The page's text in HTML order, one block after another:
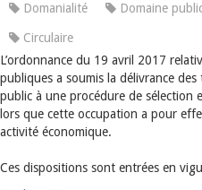
Domanialité Domaine
Circulaire
L’ordonnance du 19 avril 2017
publiques a soumis la délivrance
public à une procédure de sélection
lors que cette occupation a pour
activité économique.
Ces dispositions sont entrées en